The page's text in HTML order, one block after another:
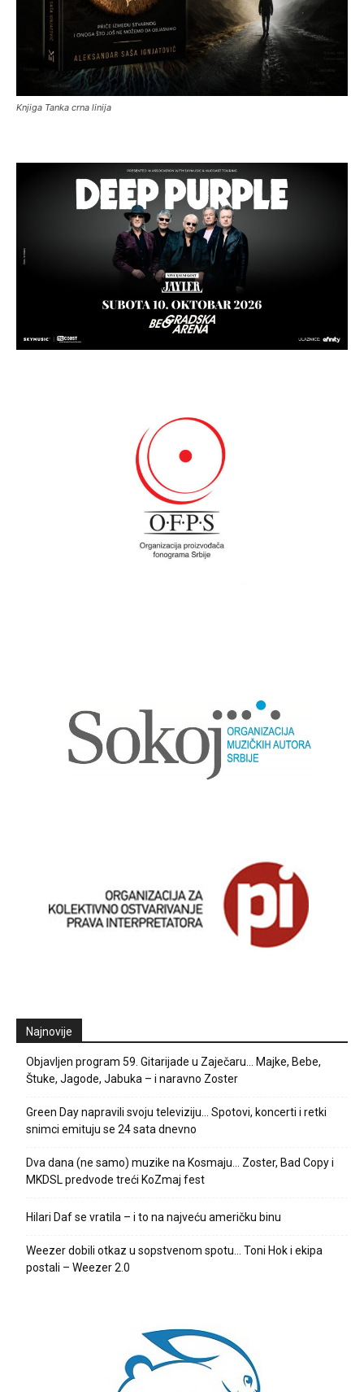
Knjiga Tanka crna linija
Najnovije
Objavljen program 59. Gitarijade u Zaječaru… Majke, Bebe,
Štuke, Jagode, Jabuka – i naravno Zoster
Green Day napravili svoju televiziju… Spotovi, koncerti i retki
snimci emituju se 24 sata dnevno
Dva dana (ne samo) muzike na Kosmaju… Zoster, Bad Copy i
MKDSL predvode treći KoZmaj fest
Hilari Daf se vratila – i to na najveću američku binu
Weezer dobili otkaz u sopstvenom spotu… Toni Hok i ekipa
postali – Weezer 2.0